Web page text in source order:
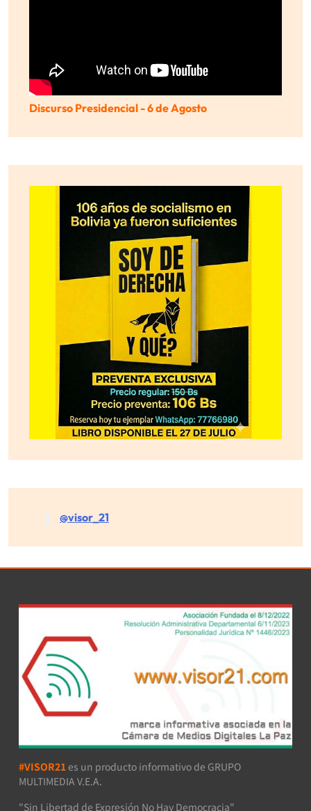
Discurso Presidencial - 6 de Agosto
@visor_21
#VISOR21 es un producto informativo de GRUPO
MULTIMEDIA V.E.A.
"Sin Libertad de Expresión No Hay Democracia"